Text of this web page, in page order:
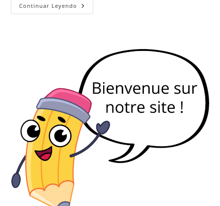
Continuar Leyendo Los
Artículos